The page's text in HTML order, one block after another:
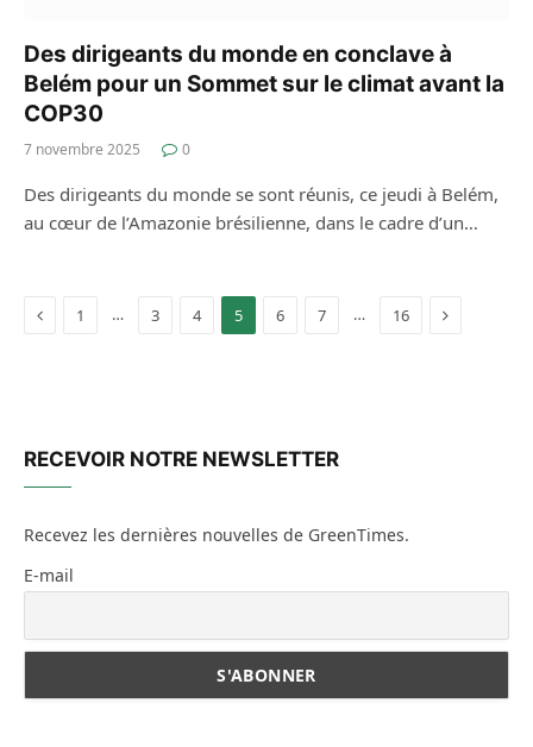
Des dirigeants du monde en conclave à
Belém pour un Sommet sur le climat avant la
COP30
7 novembre 2025 0
Des dirigeants du monde se sont réunis, ce jeudi à Belém,
au cœur de l’Amazonie brésilienne, dans le cadre d’un…
Previous
1 … 3 4 5 6 7 … 16 Next
RECEVOIR NOTRE NEWSLETTER
Recevez les dernières nouvelles de GreenTimes.
E-mail